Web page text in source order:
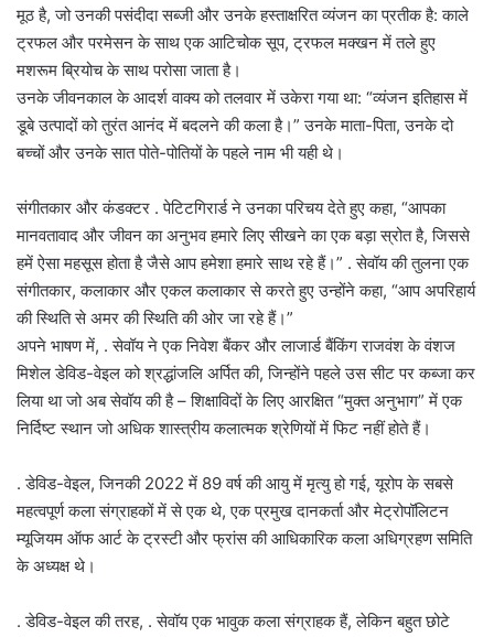
मूठ है, जो उनकी पसंदीदा सब्जी और उनके हस्ताक्षरित व्यंजन का प्रतीक है: काले
ट्रफल और परमेसन के साथ एक आटिचोक सूप, ट्रफल मक्खन में तले हुए
मशरूम ब्रियोच के साथ परोसा जाता है।
उनके जीवनकाल के आदर्श वाक्य को तलवार में उकेरा गया था: “व्यंजन इतिहास में
डूबे उत्पादों को तुरंत आनंद में बदलने की कला है।” उनके माता-पिता, उनके दो
बच्चों और उनके सात पोते-पोतियों के पहले नाम भी यही थे।
संगीतकार और कंडक्टर . पेटिटगिरार्ड ने उनका परिचय देते हुए कहा, “आपका
मानवतावाद और जीवन का अनुभव हमारे लिए सीखने का एक बड़ा स्रोत है, जिससे
हमें ऐसा महसूस होता है जैसे आप हमेशा हमारे साथ रहे हैं।” . सेवॉय की तुलना एक
संगीतकार, कलाकार और एकल कलाकार से करते हुए उन्होंने कहा, “आप अपरिहार्य
की स्थिति से अमर की स्थिति की ओर जा रहे हैं।”
अपने भाषण में, . सेवॉय ने एक निवेश बैंकर और लाजार्ड बैंकिंग राजवंश के वंशज
मिशेल डेविड-वेइल को श्रद्धांजलि अर्पित की, जिन्होंने पहले उस सीट पर कब्जा कर
लिया था जो अब सेवॉय की है – शिक्षाविदों के लिए आरक्षित “मुक्त अनुभाग” में एक
निर्दिष्ट स्थान जो अधिक शास्त्रीय कलात्मक श्रेणियों में फिट नहीं होते हैं।
. डेविड-वेइल, जिनकी 2022 में 89 वर्ष की आयु में मृत्यु हो गई, यूरोप के सबसे
महत्वपूर्ण कला संग्राहकों में से एक थे, एक प्रमुख दानकर्ता और मेट्रोपॉलिटन
म्यूजियम ऑफ आर्ट के ट्रस्टी और फ्रांस की आधिकारिक कला अधिग्रहण समिति
के अध्यक्ष थे।
. डेविड-वेइल की तरह, . सेवॉय एक भावुक कला संग्राहक हैं, लेकिन बहुत छोटे